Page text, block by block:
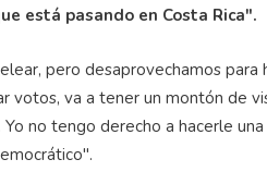
está pasando en Costa Rica".
pero desaprovechamos
votos, va a tener un montón de
no tengo derecho a hacerle